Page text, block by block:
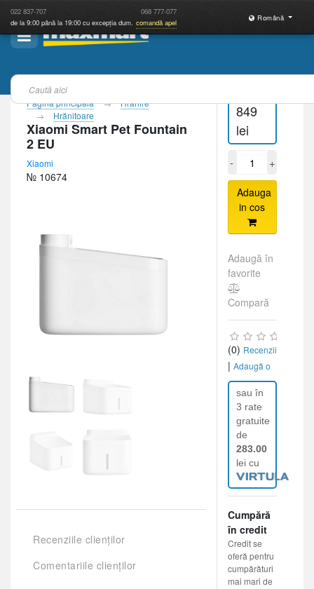
022 837-707 068 777-077
de la 9:00 până la 19:00 cu excepția dum. comandă apel
Română
Pagina principală
Hrănire
Hrănitoare
Xiaomi Smart Pet Fountain
2 EU
Xiaomi
№ 10674
Recenziile clienților
Comentariile clienților
849
lei
- +
Adauga
in cos
Adaugă în
favorite
Compară
(0) Recenzii
| Adaugă o
recenzie
sau în
3 rate
gratuite
de
283.00
lei cu
Cumpără
în credit
Credit se
oferă pentru
cumpărături
mai mari de